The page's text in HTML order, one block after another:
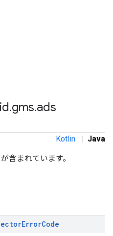
.gms.ads
Kotlin | Java
含まれています。
ErrorCode